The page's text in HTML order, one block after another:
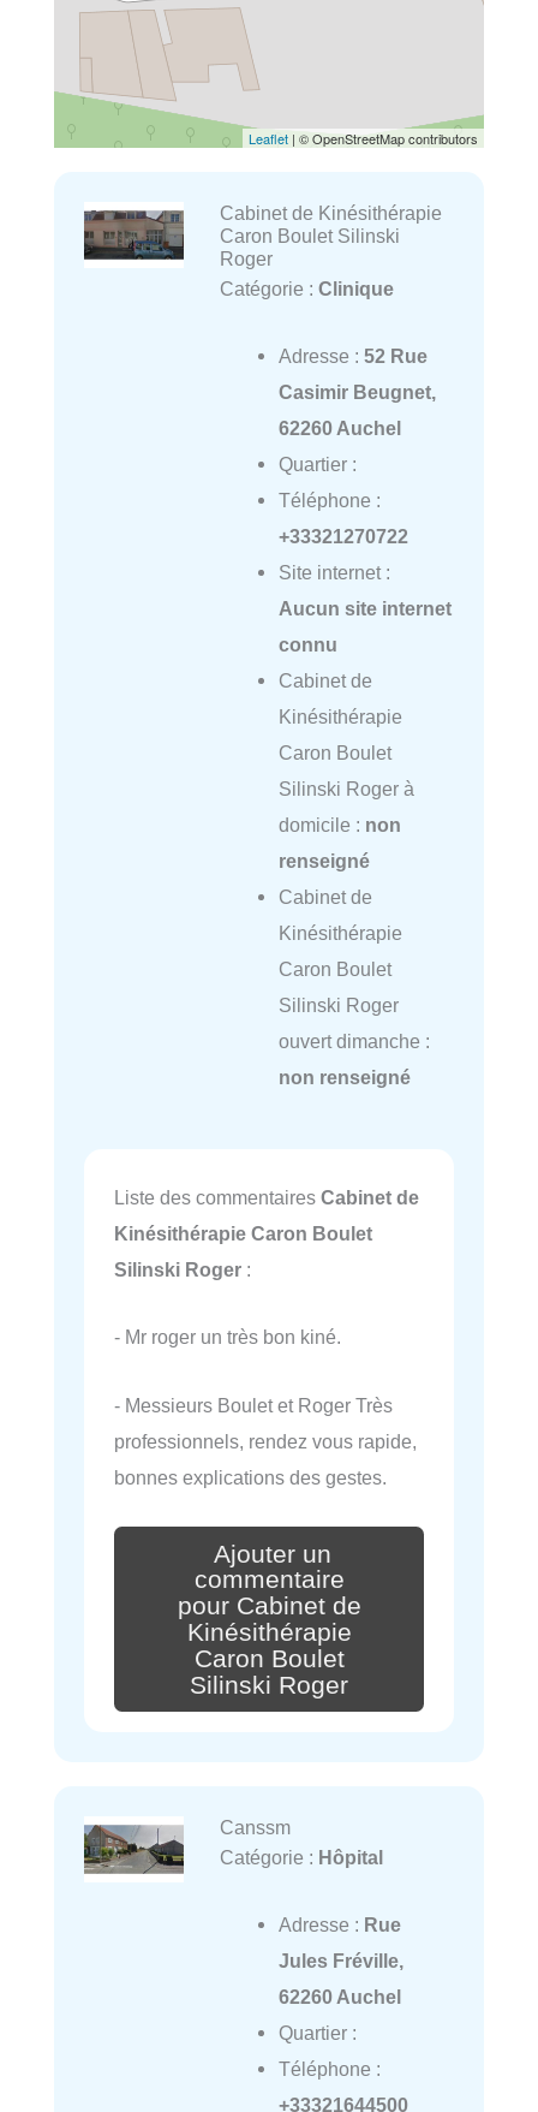
Leaflet | © OpenStreetMap contributors
Cabinet de Kinésithérapie
Caron Boulet Silinski
Roger
Catégorie : Clinique
Adresse : 52 Rue
Casimir Beugnet,
62260 Auchel
Quartier :
Téléphone :
+33321270722
Site internet :
Aucun site internet
connu
Cabinet de
Kinésithérapie
Caron Boulet
Silinski Roger à
domicile : non
renseigné
Cabinet de
Kinésithérapie
Caron Boulet
Silinski Roger
ouvert dimanche :
non renseigné
Liste des commentaires Cabinet de
Kinésithérapie Caron Boulet
Silinski Roger :
- Mr roger un très bon kiné.
- Messieurs Boulet et Roger Très
professionnels, rendez vous rapide,
bonnes explications des gestes.
Ajouter un
commentaire
pour Cabinet de
Kinésithérapie
Caron Boulet
Silinski Roger
Canssm
Catégorie : Hôpital
Adresse : Rue
Jules Fréville,
62260 Auchel
Quartier :
Téléphone :
+33321644500